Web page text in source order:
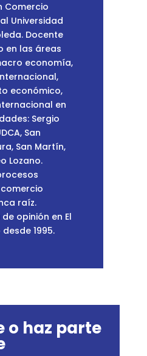
Comercio
Universidad
Docente
en las áreas
economía,
económico,
en
Sergio
San
San Martín,
Lozano.
raíz.
opinión en El
1995.
o haz parte